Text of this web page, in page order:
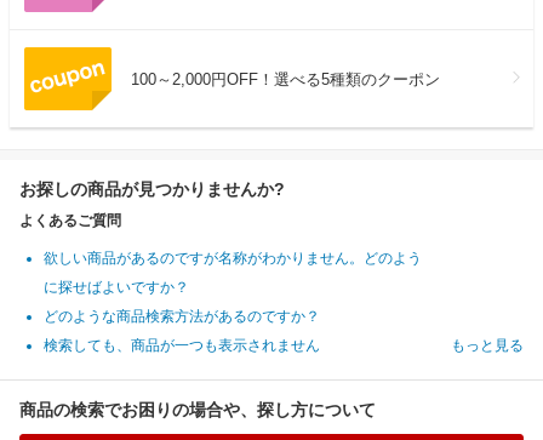
100～2,000円OFF！選べる5種類のクーポン
お探しの商品が見つかりませんか?
よくあるご質問
欲しい商品があるのですが名称がわかりません。どのよう
に探せばよいですか？
どのような商品検索方法があるのですか？
検索しても、商品が一つも表示されません
もっと見る
商品の検索でお困りの場合や、探し方について